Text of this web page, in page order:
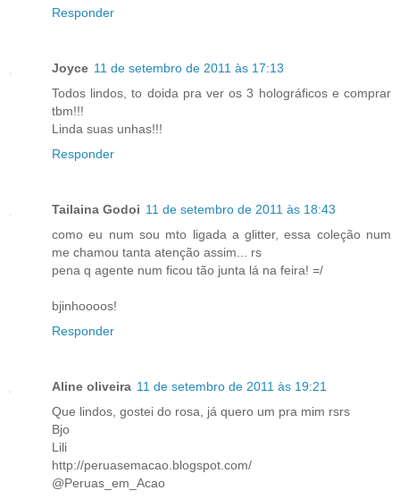
Responder
Joyce 11 de setembro de 2011 às 17:13
Todos lindos, to doida pra ver os 3 holográficos e comprar
tbm!!!
Linda suas unhas!!!
Responder
Tailaina Godoi 11 de setembro de 2011 às 18:43
como eu num sou mto ligada a glitter, essa coleção num
me chamou tanta atenção assim... rs
pena q agente num ficou tão junta lá na feira! =/
bjinhoooos!
Responder
Aline oliveira 11 de setembro de 2011 às 19:21
Que lindos, gostei do rosa, já quero um pra mim rsrs
Bjo
Lili
http://peruasemacao.blogspot.com/
@Peruas_em_Acao